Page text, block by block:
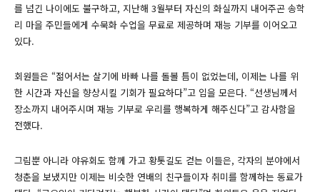
를 넘긴 나이에도 불구하고, 지난해 3월부터 자신의 화실까지 내어주곤 송학
리 마을 주민들에게 수묵화 수업을 무료로 제공하며 재능 기부를 이어오고
있다.
회원들은 “젊어서는 살기에 바빠 나를 돌볼 틈이 없었는데, 이제는 나를 위
한 시간과 자신을 향상시킬 기회가 필요하다”고 입을 모은다. “선생님께서
장소까지 내어주시며 재능 기부로 우리를 행복하게 해주신다”고 감사함을
전했다.
그림뿐 아니라 야유회도 함께 가고 황톳길도 걷는 이들은, 각자의 분야에서
청춘을 보냈지만 이제는 비슷한 연배의 친구들이자 취미를 함께하는 동료가